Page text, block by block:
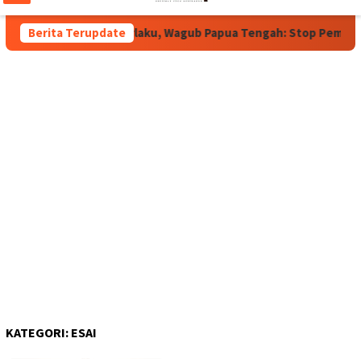
Berita Terupdate
Moratorium Masih Berlaku, Wagub Papua Tengah: Stop
KATEGORI: ESAI